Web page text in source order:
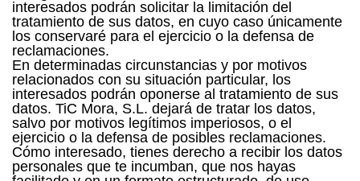
interesados podrán solicitar la limitación del
tratamiento de sus datos, en cuyo caso únicamente
los conservaré para el ejercicio o la defensa de
reclamaciones.
En determinadas circunstancias y por motivos
relacionados con su situación particular, los
interesados podrán oponerse al tratamiento de sus
datos. TiC Mora, S.L. dejará de tratar los datos,
salvo por motivos legítimos imperiosos, o el
ejercicio o la defensa de posibles reclamaciones.
Cómo interesado, tienes derecho a recibir los datos
personales que te incumban, que nos hayas